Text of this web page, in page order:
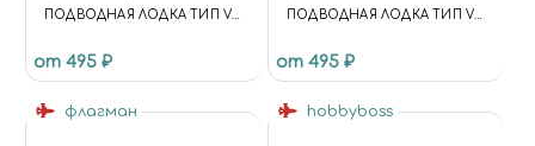
ПОДВОДНАЯ ЛОДКА ТИП VII
от 495 ₽
ПОДВОДНАЯ ЛОДКА ТИП VII
от 495 ₽
флагман hobbyboss